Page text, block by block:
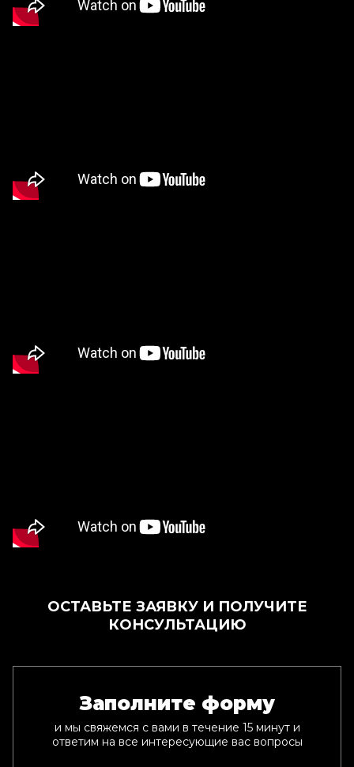
ОСТАВЬТЕ ЗАЯВКУ И ПОЛУЧИТЕ
КОНСУЛЬТАЦИЮ
Заполните форму
и мы свяжемся с вами в течение 15 минут и
ответим на все интересующие вас вопросы